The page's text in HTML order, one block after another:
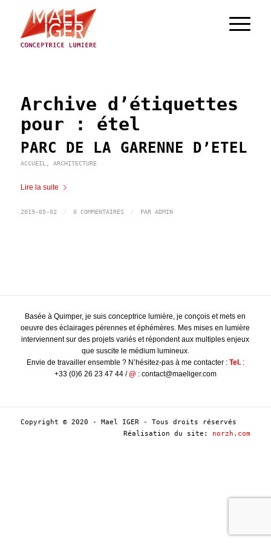
Archive d’étiquettes
pour : étel
PARC DE LA GARENNE D’ETEL
ACCUEIL ARCHITECTURE
Lire la suite
2019-05-02 / 0 COMMENTAIRES / PAR ADMIN
Basée à Quimper, je suis conceptrice lumière, je conçois et mets en
oeuvre des éclairages pérennes et éphémères. Mes mises en lumière
interviennent sur des projets variés et répondent aux multiples enjeux
que suscite le médium lumineux.
Envie de travailler ensemble ? N’hésitez-pas à me contacter : Tel. :
+33 (0)6 26 23 47 44 /@ : contact@maeliger.com
Copyright © 2020 - Mael IGER - Tous droits réservés
Réalisation du site: norzh.com